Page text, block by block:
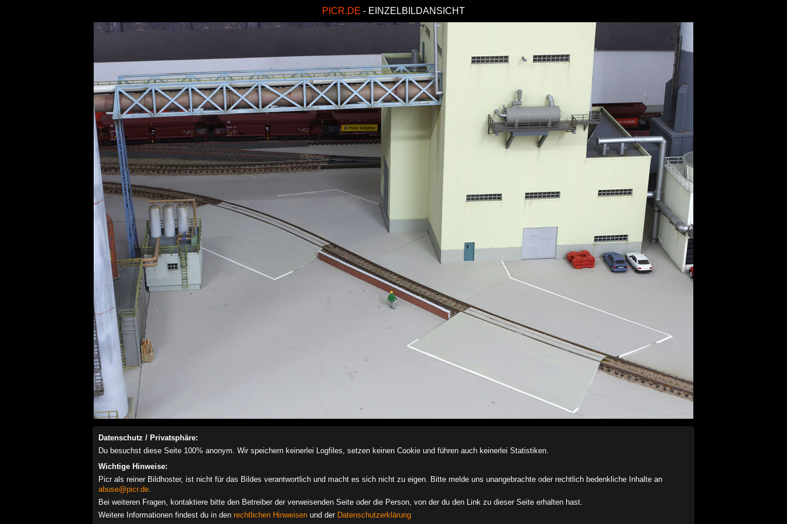
PICR.DE - EINZELBILDANSICHT
Datenschutz / Privatsphäre:
Du besuchst diese Seite 100% anonym. Wir speichern keinerlei Logfiles, setzen keinen Cookie und führen auch keinerlei Statistiken.
Wichtige Hinweise:
Picr als reiner Bildhoster, ist nicht für das Bildes verantwortlich und macht es sich nicht zu eigen. Bitte melde uns unangebrachte oder rechtlich bedenkliche Inhalte an
abuse@picr.de.
Bei weiteren Fragen, kontaktiere bitte den Betreiber der verweisenden Seite oder die Person, von der du den Link zu dieser Seite erhalten hast.
Weitere Informationen findest du in den rechtlichen Hinweisen und der Datenschutzerklärung